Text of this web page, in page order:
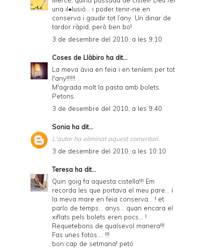
una il•lusió... i poder tenir-ne en
conserva i gaudir tot l’any. Un dinar de
tardor ràpid, però ben bo!
3 de desembre del 2010, a les 9:10
Coses de Llàbiro ha dit...
La meva àvia en feia i en teníem per tot
l'any!!!!!!
M'agrada molt la pasta amb bolets.
Petons.
3 de desembre del 2010, a les 9:40
Sonia ha dit...
L'autor ha eliminat aquest comentari.
3 de desembre del 2010, a les 10:10
Teresa ha dit...
Quin goig fa aquesta cistella!!! Em
recorda les que portava el meu pare... i
la meva mare en feia conserva... ! et
parlo de temps... anys... quan encara el
xiflats pels bolets eren pocs... !
Requetebons de qualsevol manera!!!
Fas unes fotos.... !!!
bon cap de setmana! petó